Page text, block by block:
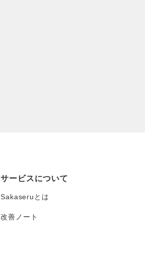
サービスについて
Sakaseruとは
改善ノート